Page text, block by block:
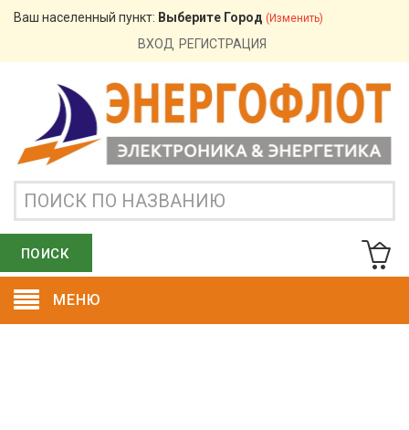
Ваш населенный пункт: Выберите Город (изменить)
ВХОД РЕГИСТРАЦИЯ
ПОИСК
МЕНЮ